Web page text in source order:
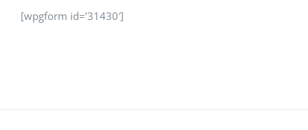
[wpgform id=’31430′]